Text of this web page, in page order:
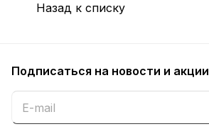
Назад к списку
Подписаться на новости и акции